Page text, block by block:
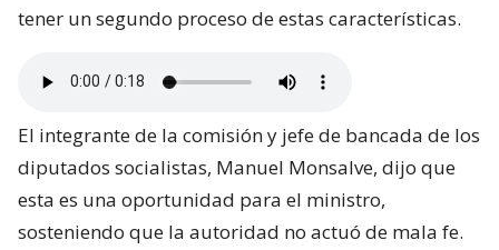
tener un segundo proceso de estas características.
El integrante de la comisión y jefe de bancada de los
diputados socialistas, Manuel Monsalve, dijo que
esta es una oportunidad para el ministro,
sosteniendo que la autoridad no actuó de mala fe.